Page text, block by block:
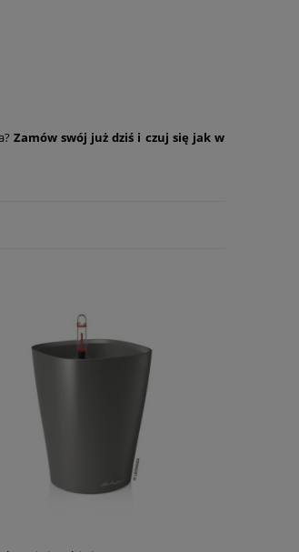
Zamów swój już dziś i czuj się jak w